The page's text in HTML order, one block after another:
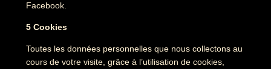
Facebook.
5 Cookies
Toutes les données personnelles que nous collectons au
cours de votre visite, grâce à l’utilisation de cookies,